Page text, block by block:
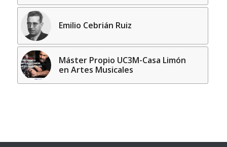
Emilio Cebrián Ruiz
Máster Propio UC3M-Casa Limón
en Artes Musicales